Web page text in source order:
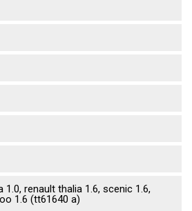
renault thalia 1.6, scenic 1.6,
1.6 (tt61640 a)